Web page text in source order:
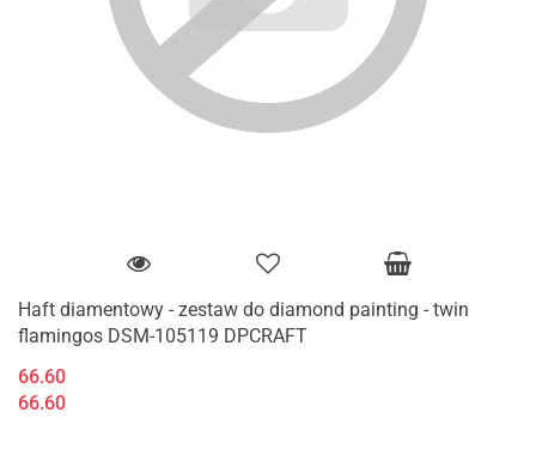
Haft diamentowy - zestaw do diamond painting - twin
flamingos DSM-105119 DPCRAFT
66.60
66.60